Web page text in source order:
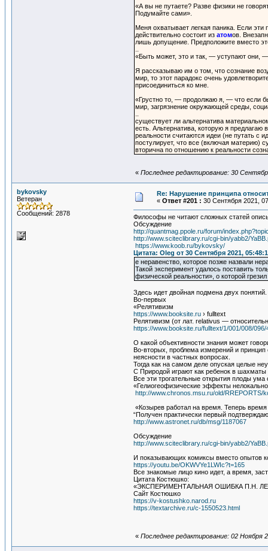
«А вы не путаете? Разве физики не
Подумайте сами».
Меня охватывает легкая паника. Если
действительно состоит из атомов.
лишь допущение. Предположите вместо
«Быть может, это и так, — уступают они, —
Я рассказываю им о том, что сознание
мир, то этот парадокс очень
присоединиться ко мне.
«Грустно то, — продолжаю я, — что если
мир, загрязнение окружающей среды,
существует ли альтернатива
есть. Альтернатива, которую я
реальности считаются идеи (не путать с
постулирует, что все (включая материю)
вторична по отношению к реальности
« Последнее редактирование: 30
bykovsky
Ветеран
Сообщений: 2878
Re: Нарушение принципа
« Ответ #201 : 30 Сентября 2021,
Философы не читают сложных статей
Обсуждение
http://quantmag.ppole.ru/forum/
http://www.sciteclibrary.ru/cgi-bin/yabb2/
https://www.koob.ru/bykovsky/
Цитата: Oleg от 30 Сентября 2021,
е неравенство, которое позже назвали
Такой эксперимент удалось поставить
физической реальности», о которой
Здесь идет двойная подмена двух понятий.
Во-первых
«Релятивизм
https://www.booksite.ru › fulltext
Релятивизм (от лат. relativus —
https://www.booksite.ru/fulltext/1/001/008/096/
О какой объективности знания может
Во-вторых, проблема измерений и
неясности в частных вопросах.
Тогда как на самом деле опуская целые
С Природой играют как ребенок в шахматы
Все эти трогательные открытия плоды
«Гелиогеофизические эффекты
http://www.chronos.msu.ru/old/RREPORTS/
«Козырев работал на время. Теперь
“Получен практически первый
http://www.astronet.ru/db/msg/1187067
Обсуждение
http://www.sciteclibrary.ru/cgi-bin/yabb2/
И показывающих комиксы вместо опытов
https://youtu.be/OKWVYe1LWIc?t=165
Все знакомые лицо кино идет, а время,
Цитата Костюшко:
«ЭКСПЕРИМЕНТАЛЬНАЯ ОШИБКА П.Н.
Сайт Костюшко
https://v-kostushko.narod.ru
https://textarchive.ru/c-1550523.html
« Последнее редактирование: 02 Ноября